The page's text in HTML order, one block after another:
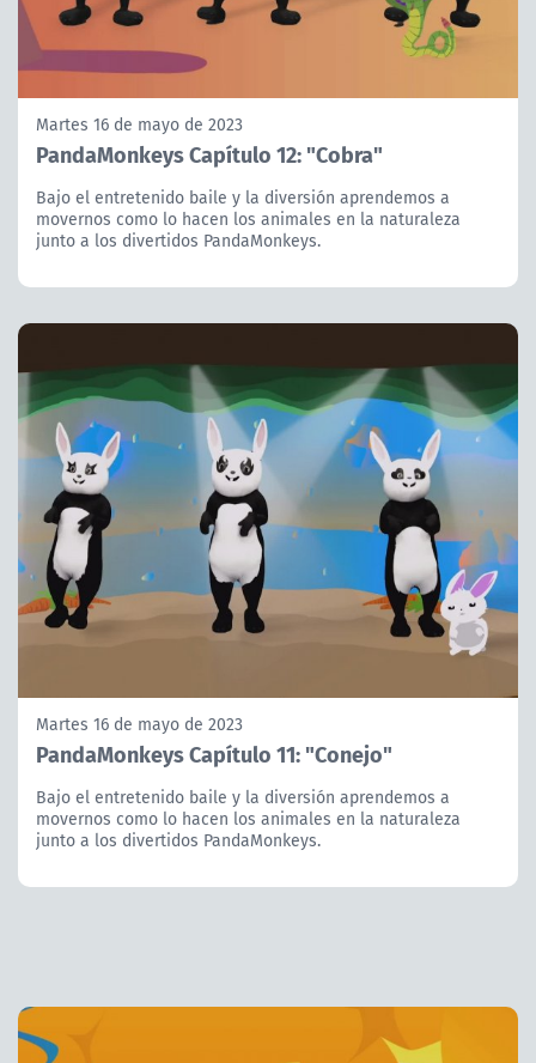
Martes 16 de mayo de 2023
PandaMonkeys Capítulo 12: "Cobra"
Bajo el entretenido baile y la diversión aprendemos a
movernos como lo hacen los animales en la naturaleza
junto a los divertidos PandaMonkeys.
Martes 16 de mayo de 2023
PandaMonkeys Capítulo 11: "Conejo"
Bajo el entretenido baile y la diversión aprendemos a
movernos como lo hacen los animales en la naturaleza
junto a los divertidos PandaMonkeys.